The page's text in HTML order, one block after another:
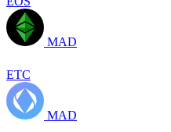
MAD
ETC
MAD